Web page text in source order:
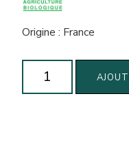
Origine : France
quantité